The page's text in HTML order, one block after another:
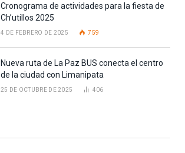
Cronograma de actividades para la fiesta de
Ch’utillos 2025
4 DE FEBRERO DE 2025 759
Nueva ruta de La Paz BUS conecta el centro
de la ciudad con Limanipata
25 DE OCTUBRE DE 2025 406